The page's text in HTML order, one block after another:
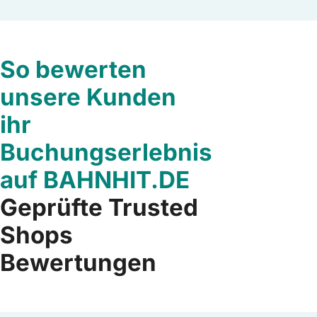
So bewerten
unsere Kunden
ihr
Buchungserlebnis
auf BAHNHIT.DE
Geprüfte Trusted
Shops
Bewertungen